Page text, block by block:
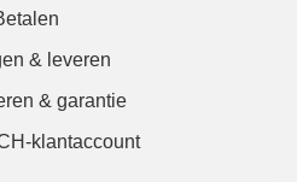
& leveren
& garantie
klantaccount